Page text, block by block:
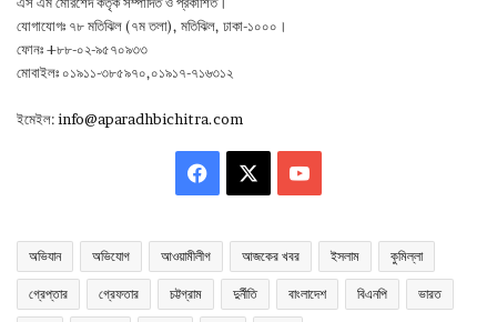
যোগাযোগঃ ৭৮ মতিঝিল (৭ম তলা), মতিঝিল, ঢাকা-১০০০।
ফোনঃ +৮৮-০২-৯৫৭০৯৩৩
মোবাইলঃ ০১৯১১-৩৮৫৯৭০,০১৯১৭-৭১৬৩১২
ইমেইল:info@aparadhbichitra.com
Facebook YouTube
অভিযান অভিযোগ আওয়ামীলীগ আজকের খবর ইসলাম কুমিল্লা
গ্রেপ্তার গ্রেফতার চট্টগ্রাম দুর্নীতি বাংলাদেশ বিএনপি ভারত